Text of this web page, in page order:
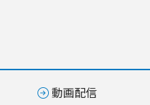
動画配信